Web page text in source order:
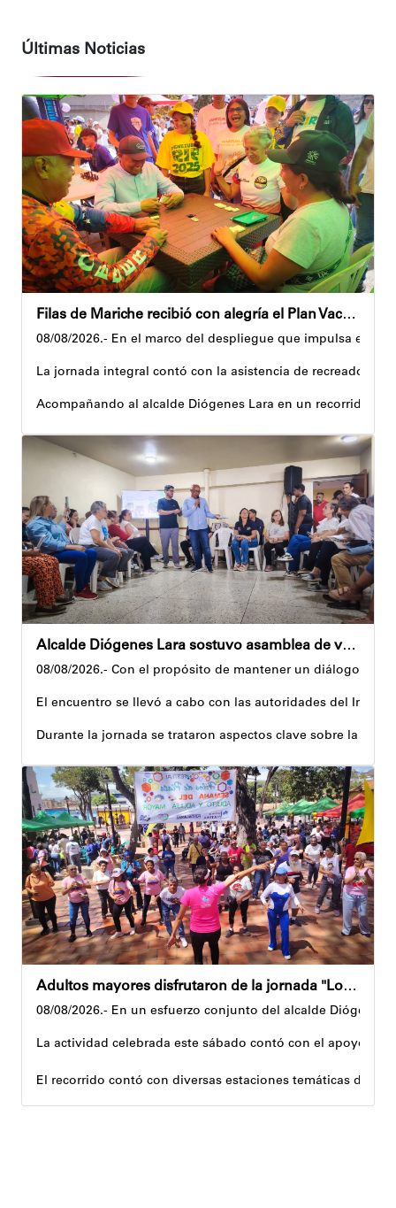
Últimas Noticias
Filas de Mariche recibió con alegría el Plan Vacacional Venezuela RÍE 2026
08/08/2026.- En el marco del despliegue que impulsa el
La jornada integral contó con la asistencia de recreadores
Acompañando al alcalde Diógenes Lara en un recorrido,
Al respecto, señaló dos espacios permanentes habilitados
Precisamente, el Plan Vacacional Venezuela RÍE 2026
Andyvell Román
Alcalde Diógenes Lara sostuvo asamblea de vecinos con juntas de condominio de Palo Verde
08/08/2026.- Con el propósito de mantener un diálogo
El encuentro se llevó a cabo con las autoridades del
Durante la jornada se trataron aspectos clave sobre la
El alcalde tomó nota de las quejas, sugerencias y
Además, estas acciones se ejecutan en articulación con
Andyvell Román
Adultos mayores disfrutaron de la jornada "Los abuelos ríen, Venezuela ríe"
08/08/2026.- En un esfuerzo conjunto del alcalde
La actividad celebrada este sábado contó con el apoyo
El recorrido contó con diversas estaciones temáticas